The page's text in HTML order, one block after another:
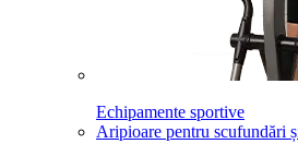
Echipamente sportive
Aripioare pentru scufundări